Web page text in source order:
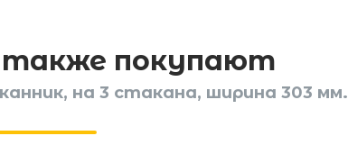
покупают
на 3 стакана, ширина 303 мм.